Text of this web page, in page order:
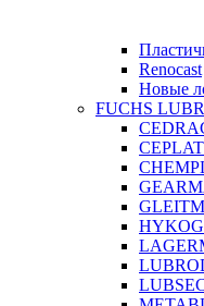
Renocast
Новые
FUCHS